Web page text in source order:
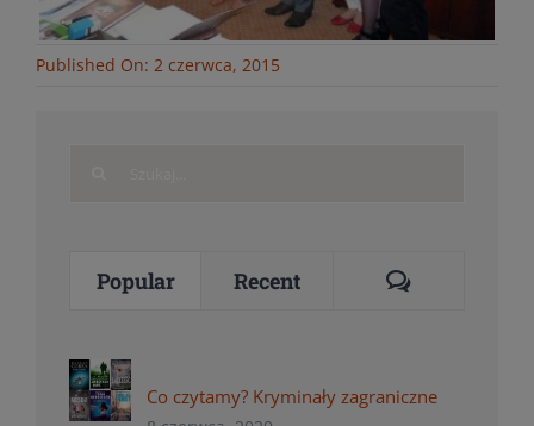
Published On: 2 czerwca, 2015
Popular Recent Comments
Co czytamy? Kryminały zagraniczne